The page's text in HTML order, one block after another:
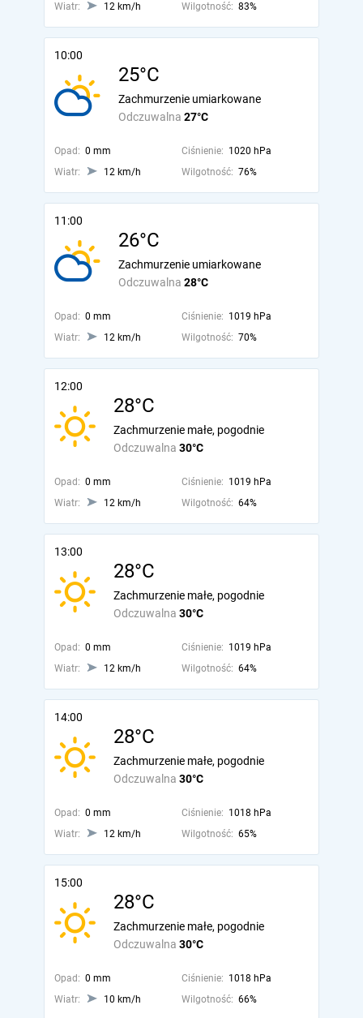
Wiatr:
12 km/h Wilgotność: 83%
10:00
25°C
Odczuwalna 27°C
Zachmurzenie umiarkowane
Opad: 0 mm Ciśnienie: 1020 hPa
Wiatr:
12 km/h Wilgotność: 76%
11:00
26°C
Odczuwalna 28°C
Zachmurzenie umiarkowane
Opad: 0 mm Ciśnienie: 1019 hPa
Wiatr:
12 km/h Wilgotność: 70%
12:00
28°C
Odczuwalna 30°C
Zachmurzenie małe, pogodnie
Opad: 0 mm Ciśnienie: 1019 hPa
Wiatr:
12 km/h Wilgotność: 64%
13:00
28°C
Odczuwalna 30°C
Zachmurzenie małe, pogodnie
Opad: 0 mm Ciśnienie: 1019 hPa
Wiatr:
12 km/h Wilgotność: 64%
14:00
28°C
Odczuwalna 30°C
Zachmurzenie małe, pogodnie
Opad: 0 mm Ciśnienie: 1018 hPa
Wiatr:
12 km/h Wilgotność: 65%
15:00
28°C
Odczuwalna 30°C
Zachmurzenie małe, pogodnie
Opad: 0 mm Ciśnienie: 1018 hPa
Wiatr:
10 km/h Wilgotność: 66%